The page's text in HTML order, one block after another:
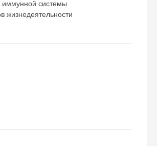
иммунной системы
жизнедеятельности